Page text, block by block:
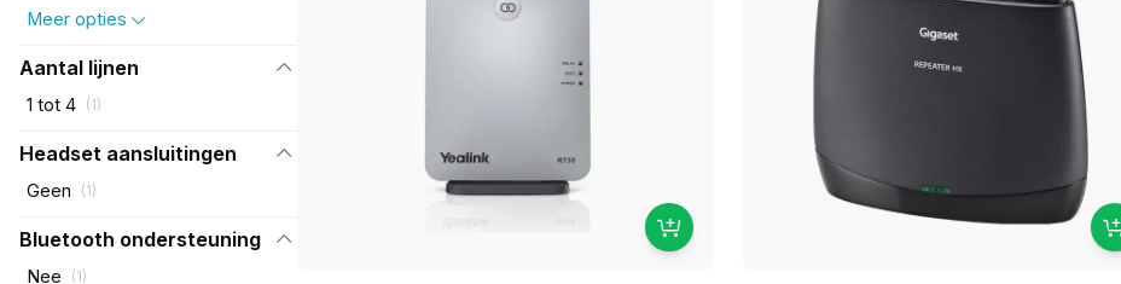
Meer opties
Aantal lijnen
1 tot 4 (1)
Headset aansluitingen
Geen (1)
Bluetooth ondersteuning
Nee (1)